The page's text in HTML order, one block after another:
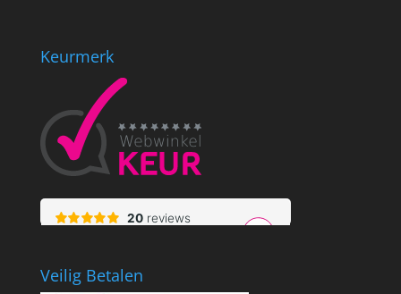
Keurmerk
Veilig Betalen